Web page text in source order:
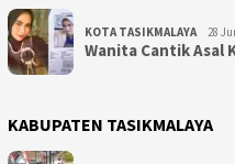
KOTA TASIKMALAYA 28
Wanita Cantik Asal
KABUPATEN TASIKMALAYA